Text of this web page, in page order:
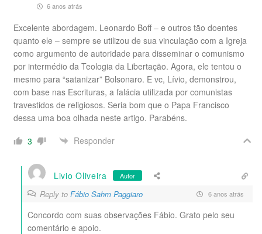
6 anos atrás
Excelente abordagem. Leonardo Boff – e outros tão doentes
quanto ele – sempre se utilizou de sua vinculação com a Igreja
como argumento de autoridade para disseminar o comunismo
por intermédio da Teologia da Libertação. Agora, ele tentou o
mesmo para “satanizar” Bolsonaro. E vc, Lívio, demonstrou,
com base nas Escrituras, a falácia utilizada por comunistas
travestidos de religiosos. Seria bom que o Papa Francisco
dessa uma boa olhada neste artigo. Parabéns.
3
Responder
Livio Oliveira Autor
Reply to Fábio Sahm Paggiaro 6 anos atrás
Concordo com suas observações Fábio. Grato pelo seu
comentário e apoio.